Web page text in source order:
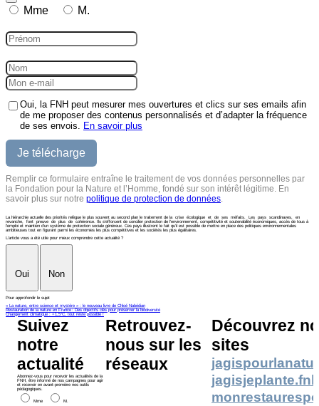
Mme M.
Oui, la FNH peut mesurer mes ouvertures et clics sur ses emails afin
de me proposer des contenus personnalisés et d’adapter la fréquence
de ses envois. En savoir plus
Remplir ce formulaire entraîne le traitement de vos données personnelles par
la Fondation pour la Nature et l’Homme, fondé sur son intérêt légitime. En
savoir plus sur notre politique de protection de données
La hiérarchie actuelle des priorités relègue le plus souvent au second plan le traitement de la crise écologique et de ses méfaits. Les pays scandinaves, en
revanche, font preuve de plus de cohérence. Ils s’efforcent de concilier protection de l’environnement, compétitivité et soutenabilité économiques, accès de tous à
l’emploi et maintien d’un système de protection sociale généreux. Ces pays illustrent le fait qu’il est possible de mettre en place des politiques environnementales
ambitieuses tout en figurant parmi les économies les plus compétitives et les sociétés les plus égalitaires.
L'article vous a été utile pour mieux comprendre cette actualité ?
Oui Non
Pour approfondir le sujet
« La nature, entre science et mystère » : le nouveau livre de Chloé Nabédian
Restauration de la nature en France : Des objectifs clés pour préserver la biodiversité
Changement climatique : +1,5°C, tout reste possible !
Suivez
notre
actualité
Abonnez-vous pour recevoir les actualités de la
FNH, être informé de nos campagnes pour agir
et recevoir en avant-première nos outils
pédagogiques.
Mme M.
Retrouvez-
nous sur les
réseaux
Découvrez
sites